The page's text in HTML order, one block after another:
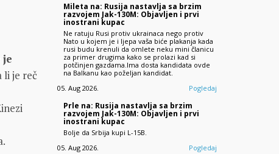
je
li je reč
Mileta na: Rusija nastavlja sa brzim
razvojem Jak-130M: Objavljen i prvi
inostrani kupac
Ne ratuju Rusi protiv ukrainaca nego protiv
Nato u kojem je i ljepa vaša biće plakanja kada
rusi budu krenuli da omlete neku mini članicu
za primer drugima kako se prolazi kad si
potčinjen gazdama.Ima dosta kandidata ovde
na Balkanu kao poželjan kandidat.
05. Aug 2026.
Pogledaj
Prle na: Rusija nastavlja sa brzim
razvojem Jak-130M: Objavljen i prvi
inostrani kupac
Bolje da Srbija kupi L-15B.
05. Aug 2026.
Pogledaj